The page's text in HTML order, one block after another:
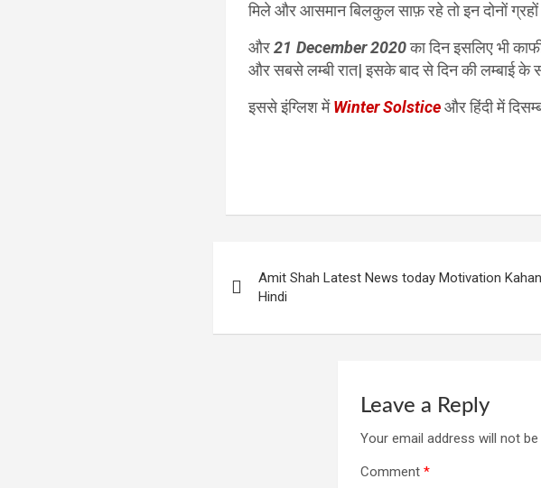
मिले और आसमान बिलकुल साफ़ रहे तो इन दोनों
और21 December 2020का दिन इसलिए भी
और सबसे लम्बी रात| इसके बाद से दिन की लम्बाई के
इससे इंग्लिश मेंWinter Solsticeऔर हिंदी में
navigation
Amit Shah Latest News today Motivation
Hindi
Leave a Reply
Your email address will not be
Comment *